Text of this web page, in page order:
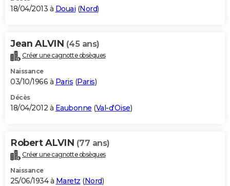
18/04/2013 à Douai (Nord)
Jean ALVIN (45 ans)
Créer une cagnotte obsèques
Naissance
03/10/1966 à Paris (Paris)
Décès
18/04/2012 à Eaubonne (Val-d'Oise)
Robert ALVIN (77 ans)
Créer une cagnotte obsèques
Naissance
25/06/1934 à Maretz (Nord)